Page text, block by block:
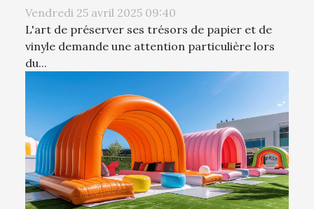
Vendredi 25 avril 2025 09:40
L'art de préserver ses trésors de papier et de
vinyle demande une attention particulière lors
du...